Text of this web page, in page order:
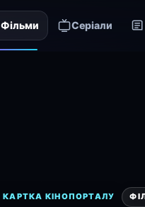
Фільми Серіали
КАРТКА КІНОПОРТАЛУ